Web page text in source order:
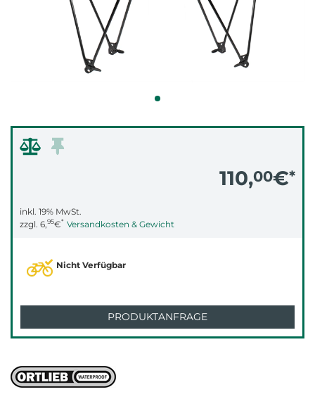
110,00€*
inkl. 19% MwSt.
zzgl. 6,95€* Versandkosten & Gewicht
Nicht Verfügbar
PRODUKTANFRAGE